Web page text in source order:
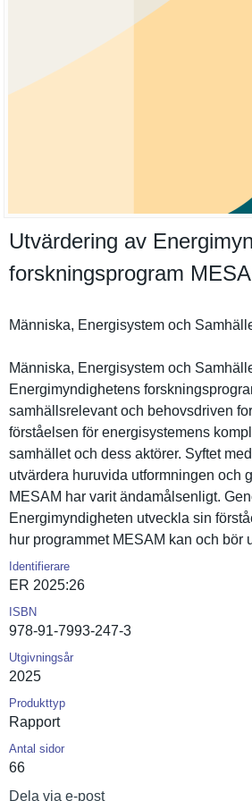
Utvärdering av
forskningsprogram
Människa, Energisyst­em och
Människa, Energisyst­em och
Energimynd­ighetens
samhällsre­levant och behovsdriv­en
förståelse­n för energisyst­emens
samhället och dess aktörer. Syftet
utvärdera huruvida utformning­en och
MESAM har varit ändamålsen­ligt.
Energimynd­igheten utveckla sin
hur programmet MESAM kan och bör
Identifierare
ER 2025:26
ISBN
978-91-7993-247-3
Utgivningsår
2025
Produkttyp
Rapport
Antal sidor
66
Dela via e-post